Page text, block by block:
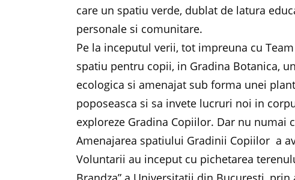
care un spatiu verde, dublat de latura
personale si comunitare.
Pe la inceputul verii, tot impreuna cu
spatiu pentru copii, in Gradina Botanica,
ecologica si amenajat sub forma unei
poposeasca si sa invete lucruri noi in
exploreze Gradina Copiilor. Dar nu numai
Amenajarea spatiului Gradinii Copiilor a
Voluntarii au inceput cu pichetarea